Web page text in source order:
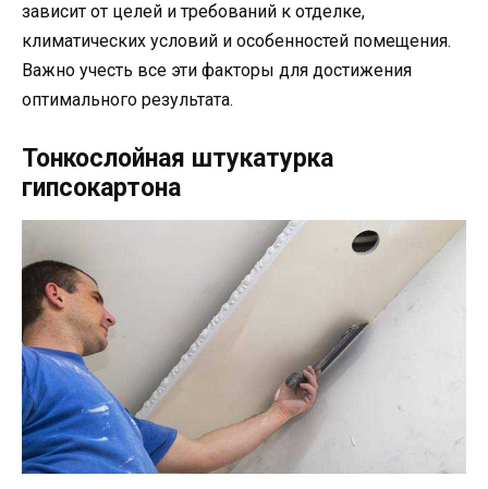
зависит от целей и требований к отделке,
климатических условий и особенностей помещения.
Важно учесть все эти факторы для достижения
оптимального результата.
Тонкослойная штукатурка
гипсокартона